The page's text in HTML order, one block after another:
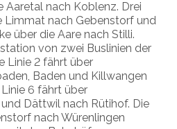
Aaretal nach Koblenz. Drei
Limmat nach Gebenstorf und
über die Aare nach Stilli.
von zwei Buslinien der
Linie 2 fährt über
Baden und Killwangen
6 fährt über
Dättwil nach Rütihof. Die
nach Würenlingen